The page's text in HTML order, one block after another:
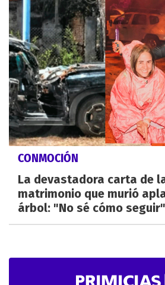
CONMOCIÓN
La devastadora carta de
matrimonio que murió
árbol: "No sé cómo seguir"